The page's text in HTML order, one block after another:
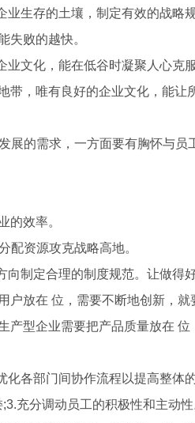
生存的土壤，制定有效的战略
失败的越快。
文化，能在低谷时凝聚人心克
带，唯有良好的企业文化，能让
的需求，一方面要有胸怀与员
效率。
资源攻克战略高地。
制定合理的制度规范。让做得
户放在 位，需要不断地创新，就
产型企业需要把产品质量放在 位
各部门间协作流程以提高整体
充分调动员工的积极性和主动性